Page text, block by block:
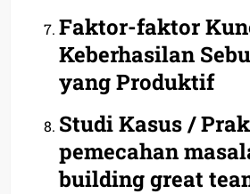
Faktor-faktor
Keberhasilan
yang Produktif
Studi Kasus /
pemecahan
building great